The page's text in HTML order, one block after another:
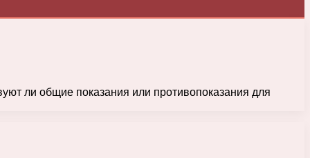
ли общие показания или противопоказания для